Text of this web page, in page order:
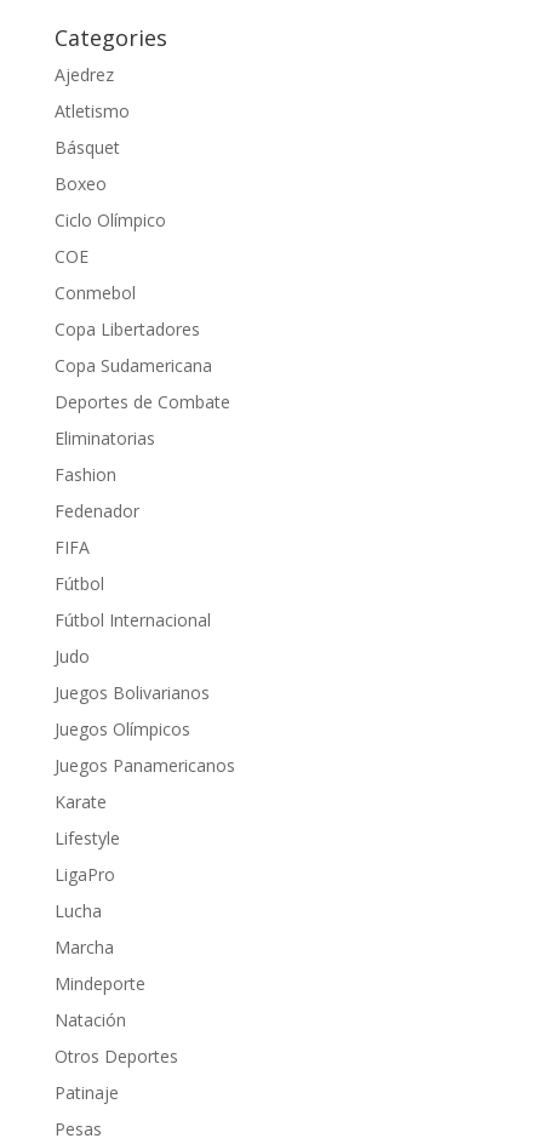
Categories
Ajedrez
Atletismo
Básquet
Boxeo
Ciclo Olímpico
COE
Conmebol
Copa Libertadores
Copa Sudamericana
Deportes de Combate
Eliminatorias
Fashion
Fedenador
FIFA
Fútbol
Fútbol Internacional
Judo
Juegos Bolivarianos
Juegos Olímpicos
Juegos Panamericanos
Karate
Lifestyle
LigaPro
Lucha
Marcha
Mindeporte
Natación
Otros Deportes
Patinaje
Pesas